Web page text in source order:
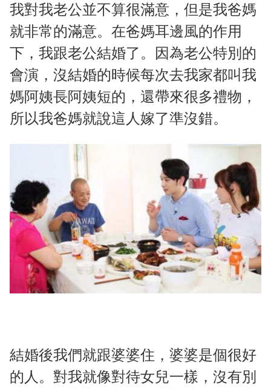
我對我老公並不算很滿意，但是我爸媽
就非常的滿意。在爸媽耳邊風的作用
下，我跟老公結婚了。因為老公特別的
會演，沒結婚的時候每次去我家都叫我
媽阿姨長阿姨短的，還帶來很多禮物，
所以我爸媽就說這人嫁了準沒錯。
結婚後我們就跟婆婆住，婆婆是個很好
的人。對我就像對待女兒一樣，沒有別